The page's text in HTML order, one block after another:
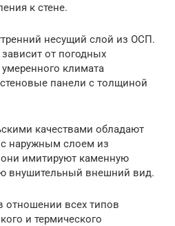
к стене.
несущий слой из ОСП.
от погодных
климата
панели с толщиной
качествами обладают
наружным слоем из
имитируют каменную
внушительный внешний вид.
отношении всех типов
и термического